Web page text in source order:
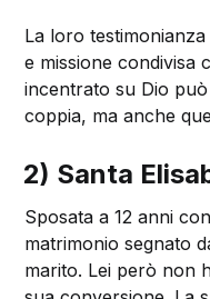
La loro
e missione condivisa
incentrato su Dio
coppia, ma anche
2) Santa
Sposata a 12 anni
matrimonio segnato
marito. Lei però non